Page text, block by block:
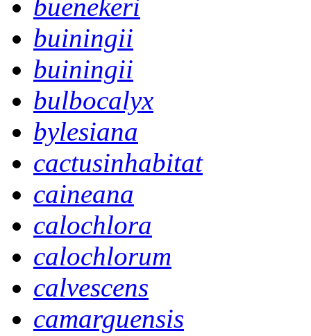
buenekeri
buiningii
buiningii
bulbocalyx
bylesiana
cactusinhabitat
caineana
calochlora
calochlorum
calvescens
camarguensis